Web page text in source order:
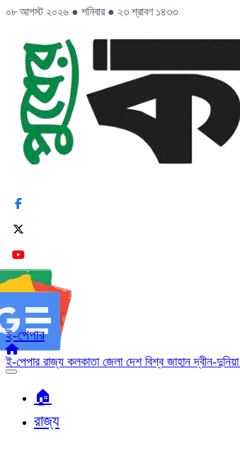
০৮ আগস্ট ২০২৬ ● শনিবার ● ২৩ শ্রাবণ ১৪৩৩
ই-পেপার
ই-পেপার রাজ্য কলকাতা জেলা দেশ বিশ্ব জাহানদ্বীন-দুনিয়া
🏠︎
রাজ্য